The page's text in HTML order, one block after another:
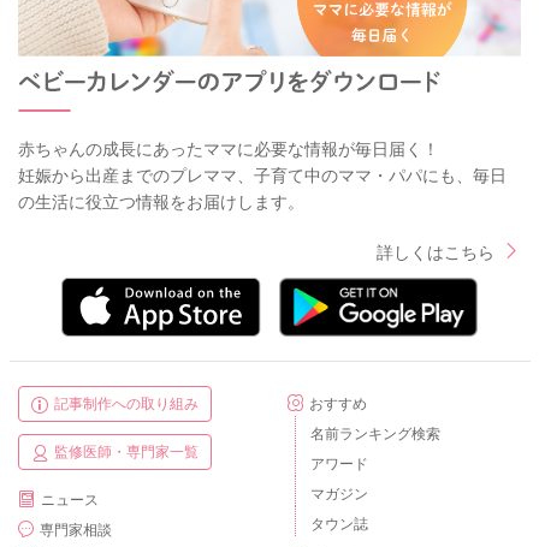
赤ちゃんの成長にあったママに必要な情報が毎日届く！
妊娠から出産までのプレママ、子育て中のママ・パパにも、毎日
の生活に役立つ情報をお届けします。
詳しくはこちら
記事制作への取り組み
監修医師・専門家一覧
ニュース
専門家相談
おすすめ
名前ランキング検索
アワード
マガジン
タウン誌